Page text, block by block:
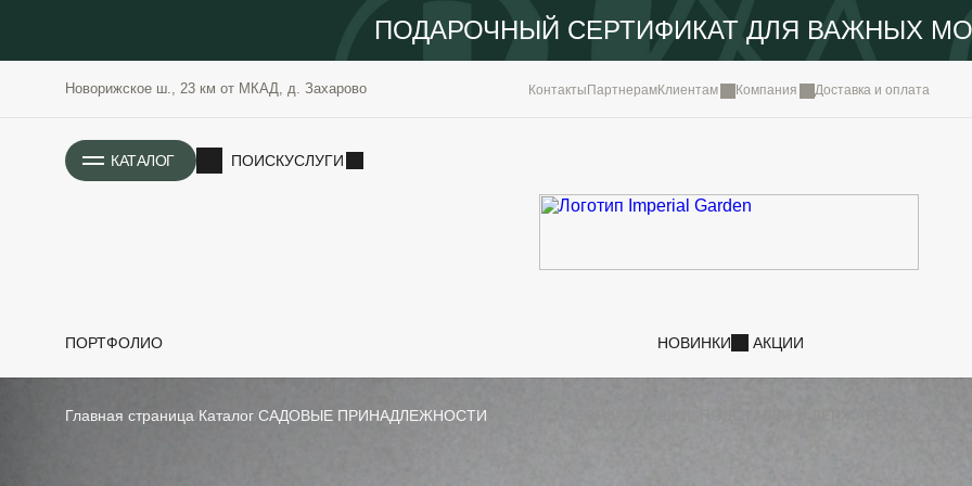
ПОДАРОЧНЫЙ СЕРТИФИКАТ ДЛЯ ВАЖНЫХ
Новорижское ш., 23 км от МКАД, д. Захарово Контакты ПартнерамКлиентам Компания Доставка и оплата
КАТАЛОГ ПОИСКУСЛУГИ
ПОРТФОЛИО НОВИНКИ АКЦИИ
РАСТЕНИЯ
ОЗЕЛЕНЕНИЕ
ИСТОРИЯ
Главная страница Каталог САДОВЫЕ ПРИНАДЛЕЖНОСТИ